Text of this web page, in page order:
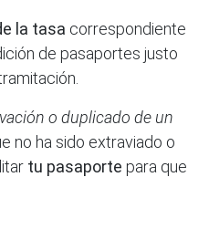
la tasa correspondiente
de pasaportes justo
o duplicado de un
no ha sido extraviado o
tu pasaporte para que